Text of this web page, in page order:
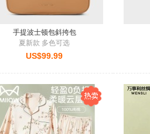
手提波士顿包斜挎包
夏新款 多色可选
US$99.99